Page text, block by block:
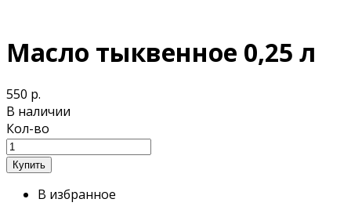
Масло тыквенное 0,25 л
550 р.
В наличии
Кол-во
В избранное